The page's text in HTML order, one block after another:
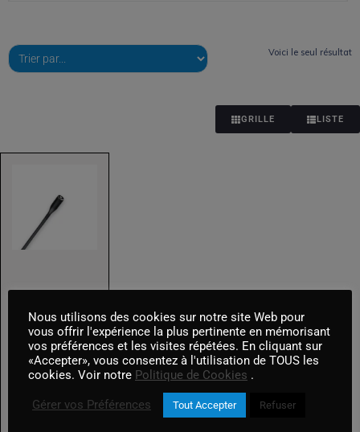
HMI
Sources de lumières
Toiles - Réflecteurs - Cadres
Optiques
Adaptateurs optiques
Son
Accessoires & Timecode
Alimentation
Voici le seul résultat
GRILLE LISTE
COUNTRYM
AN B6
cravate
(noir/chair)
En Stock
Nous utilisons des cookies sur notre site Web pour
vous offrir l'expérience la plus pertinente en mémorisant
vos préférences et les visites répétées. En cliquant sur
«Accepter», vous consentez à l'utilisation de TOUS les
cookies. Voir notre Politique de Cookies .
Gérer vos Préférences Tout Accepter Refuser